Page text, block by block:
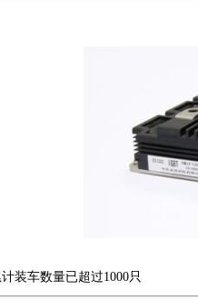
装车数量已超过1000只